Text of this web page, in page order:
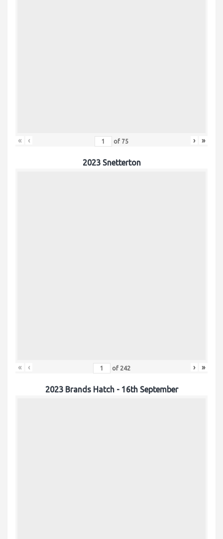
« ‹ of 75 › »
2023 Snetterton
« ‹ of 242 › »
2023 Brands Hatch - 16th September